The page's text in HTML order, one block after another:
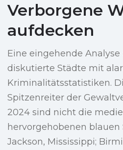
Verborgene
aufdecken
Eine eingehende
diskutierte Städte mit
Kriminalitätsstatistiken.
Spitzenreiter der
2024 sind nicht die
hervorgehobenen blauen
Jackson, Mississippi;